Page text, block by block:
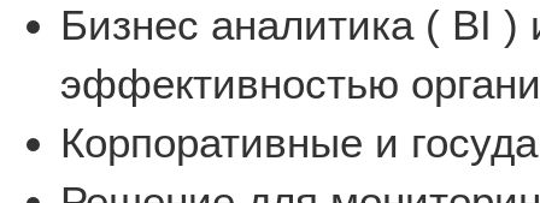
Бизнес аналитика ( BI )
эффективностью
Корпоративные и